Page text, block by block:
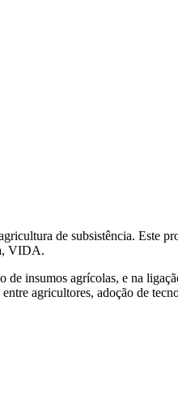
de subsistência. Este
VIDA.
insumos agrícolas, e na
agricultores, adoção de